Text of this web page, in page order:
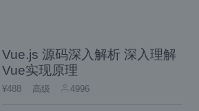
Vue.js 源码深入解析 深入理解
Vue实现原理
¥488 高级 4996